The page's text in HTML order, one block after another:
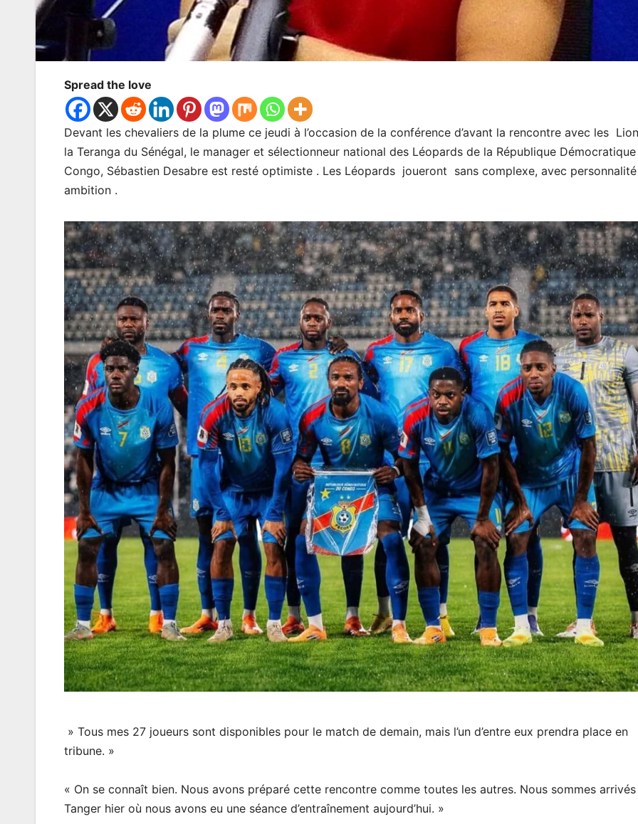
Spread the love
Devant les chevaliers de la plume ce jeudi à l’occasion de la conférence d’avant la rencontre avec les
la Teranga du Sénégal, le manager et sélectionneur national des Léopards de la République
Congo, Sébastien Desabre est resté optimiste . Les Léopards joueront sans complexe, avec
ambition .
» Tous mes 27 joueurs sont disponibles pour le match de demain, mais l’un d’entre eux prendra place en
tribune. »
« On se connaît bien. Nous avons préparé cette rencontre comme toutes les autres. Nous sommes
Tanger hier où nous avons eu une séance d’entraînement aujourd’hui. »